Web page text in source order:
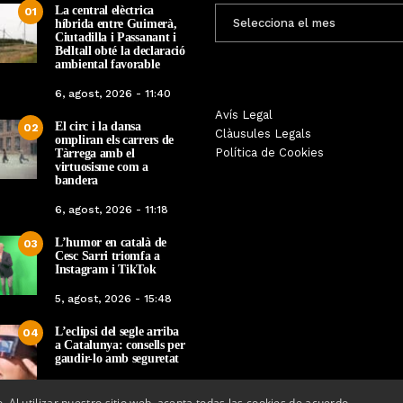
01
La central elèctrica
híbrida entre Guimerà,
Ciutadilla i Passanant i
Belltall obté la declaració
ambiental favorable
6, agost, 2026 - 11:40
02
El circ i la dansa
ompliran els carrers de
Tàrrega amb el
virtuosisme com a
bandera
6, agost, 2026 - 11:18
03
L’humor en català de
Cesc Sarri triomfa a
Instagram i TikTok
5, agost, 2026 - 15:48
04
L’eclipsi del segle arriba
a Catalunya: consells per
gaudir-lo amb seguretat
MENSUALS
Avís Legal
Clàusules Legals
Política de Cookies
Les Gastrosàvies protagonitzen
una gran trobada al Món Sant
Benet que referma el valor de la
cuina tradicional
27, novembre, 2025 - 08:28
protagonista de la
Cinema Espiritual de